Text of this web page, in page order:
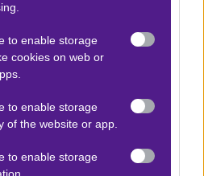
to enable storage
cookies on web or
to enable storage
of the website or app.
to enable storage
η Μαρκό έχει συγκεντρώσει
γεγονός που
τον ΠΑΟΚ καθοριστικό για
φάση. Παρά τις
Τούμπα ως μια ευκαιρία